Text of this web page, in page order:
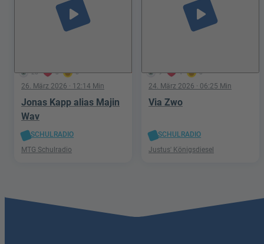
28 3 0
play_arrow
26. März 2026 · 12:14 Min
Jonas Kapp alias Majin
Wav
SCHULRADIO
MTG Schulradio
9 1 0
play_arrow
24. März 2026 · 06:25 Min
Via Zwo
SCHULRADIO
Justus' Königsdiesel